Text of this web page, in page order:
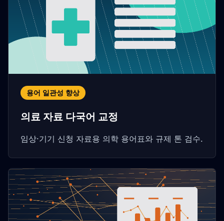
용어 일관성 향상
의료 자료 다국어 교정
임상·기기 신청 자료용 의학 용어표와 규제 톤 검수.